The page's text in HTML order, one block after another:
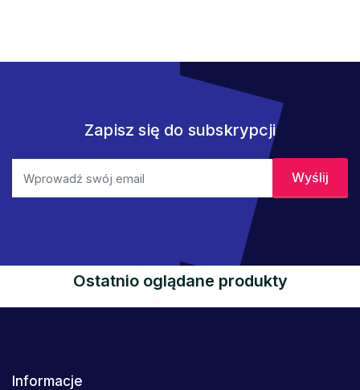
Zapisz się do subskrypcji
Ostatnio oglądane produkty
Informacje